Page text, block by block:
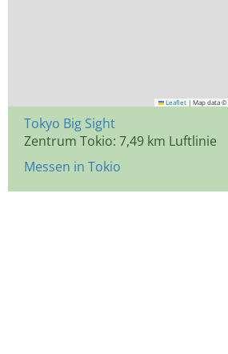
Leaflet | Map data ©
Tokyo Big Sight
Zentrum Tokio: 7,49 km Luftlinie
Messen in Tokio